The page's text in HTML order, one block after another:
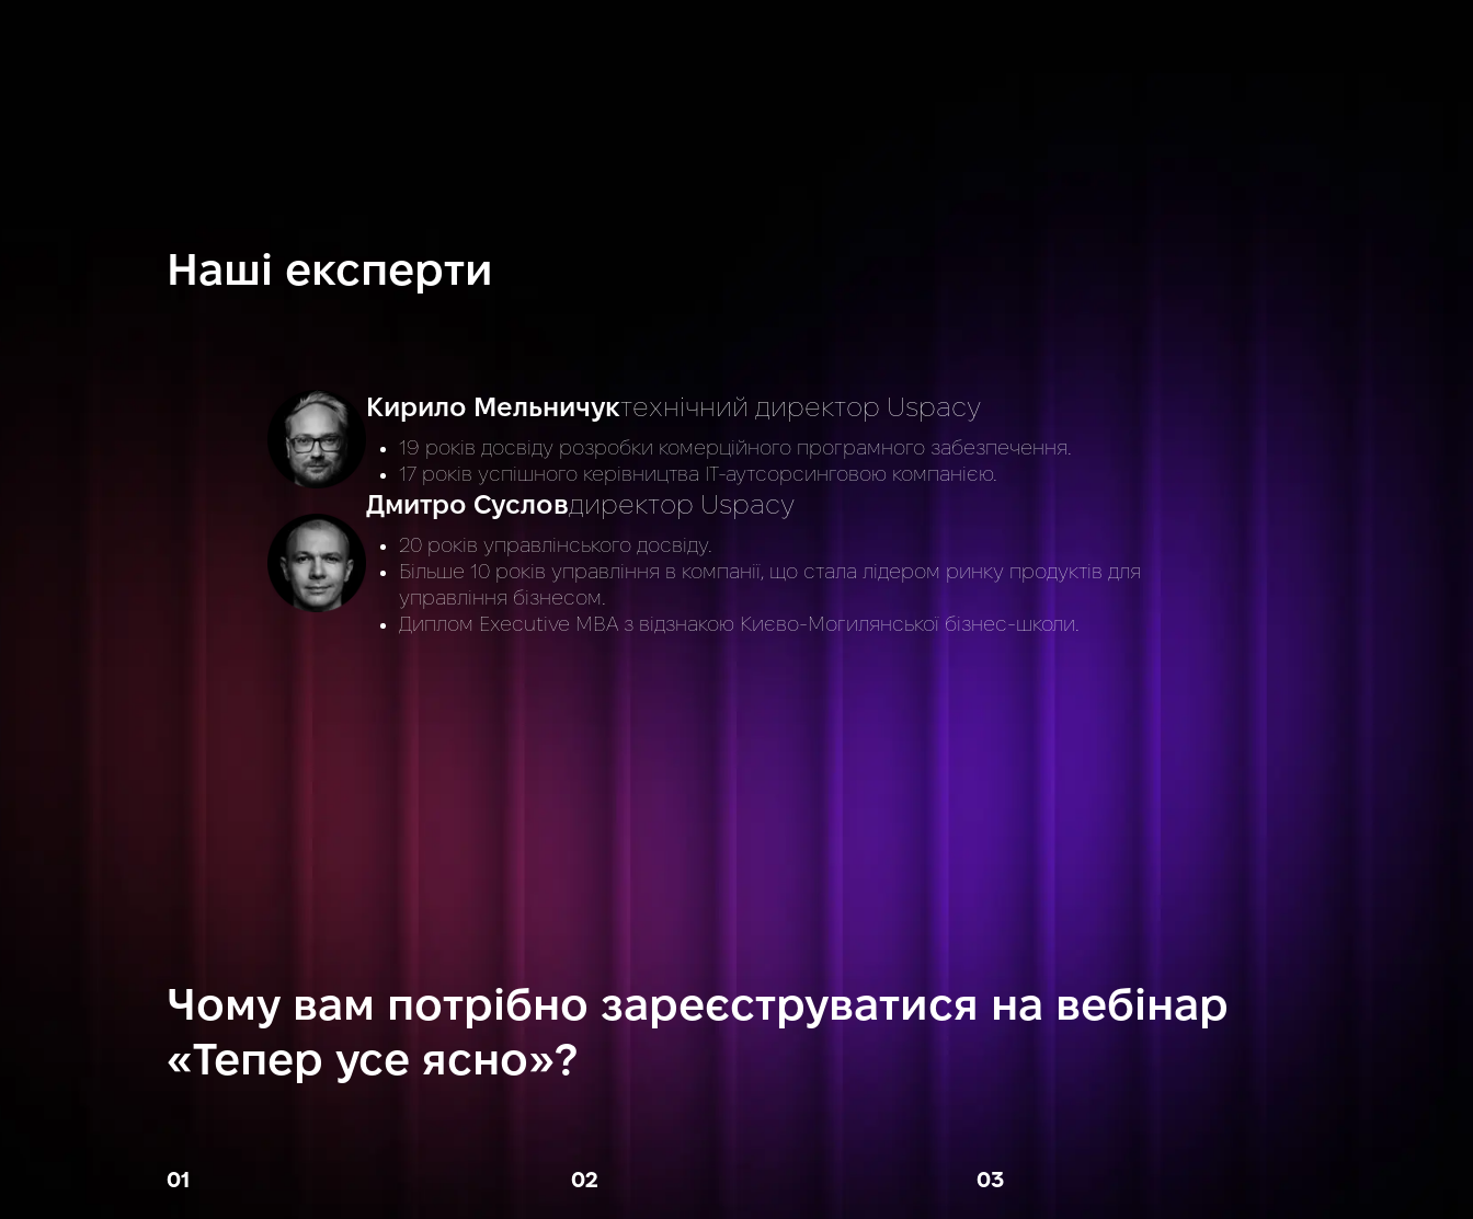
Наші експерти
Кирило Мельничуктехнічний директор Uspacy
19 років досвіду розробки комерційного програмного забезпечення.
17 років успішного керівництва ІТ-аутсорсинговою компанією.
Дмитро Сусловдиректор Uspacy
20 років управлінського досвіду.
Більше 10 років управління в компанії, що стала лідером ринку продуктів для
управління бізнесом.
Диплом Executive MBA з відзнакою Києво-Могилянської бізнес-школи.
Чому вам потрібно зареєструватися на вебінар
«Тепер усе ясно»?
01 02 03